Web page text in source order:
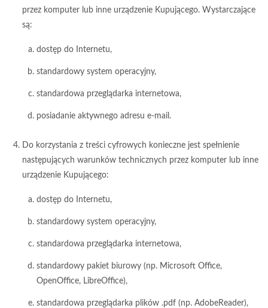
przez komputer lub inne urządzenie Kupującego. Wystarczające
są:
dostęp do Internetu,
standardowy system operacyjny,
standardowa przeglądarka internetowa,
posiadanie aktywnego adresu e-mail.
Do korzystania z treści cyfrowych konieczne jest spełnienie
następujących warunków technicznych przez komputer lub inne
urządzenie Kupującego:
dostęp do Internetu,
standardowy system operacyjny,
standardowa przeglądarka internetowa,
standardowy pakiet biurowy (np. Microsoft Office,
OpenOffice, LibreOffice),
standardowa przeglądarka plików .pdf (np. AdobeReader),